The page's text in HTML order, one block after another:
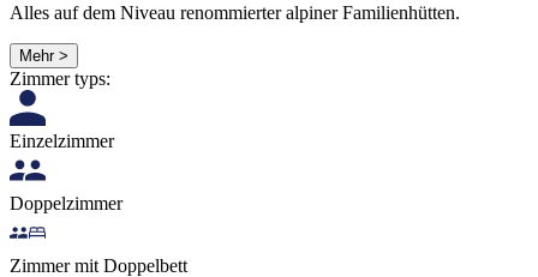
Alles auf dem Niveau renommierter alpiner Familienhütten.
Mehr >
Zimmer typs:
Einzelzimmer
Doppelzimmer
Zimmer mit Doppelbett